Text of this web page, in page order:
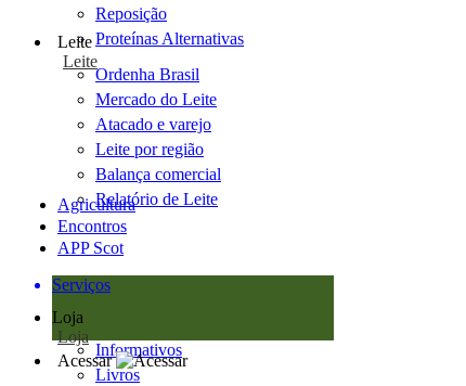
Reposição
Proteínas Alternativas
Leite
Leite
Ordenha Brasil
Mercado do Leite
Atacado e varejo
Leite por região
Balança comercial
Relatório de Leite
Agricultura
Encontros
APP Scot
Serviços
Loja
Loja
Informativos
Livros
Acessar